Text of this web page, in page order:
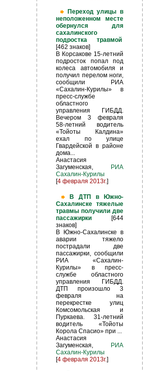
Переход улицы в
неположенном месте
обернулся для
сахалинского
подростка травмой
[462 знаков]
В Корсакове 15-летний
подросток попал под
колеса автомобиля и
получил перелом ноги,
сообщили РИА
«Сахалин-Курилы» в
пресс-службе
областного
управления ГИБДД.
Вечером 3 февраля
58-летний водитель
«Тойоты Калдина»
ехал по улице
Гвардейской в районе
дома...
Анастасия
Загуменская,
РИА
Сахалин-Курилы
[4 февраля 2013г.]
В ДТП в Южно-
Сахалинске тяжелые
травмы получили две
пассажирки [644
знаков]
В Южно-Сахалинске в
аварии тяжело
пострадали две
пассажирки, сообщили
РИА «Сахалин-
Курилы» в пресс-
службе областного
управления ГИБДД.
ДТП произошло 3
февраля на
перекрестке улиц
Комсомольская и
Пуркаева. 31-летний
водитель «Тойоты
Корола Спасио» при ...
Анастасия
Загуменская,
РИА
Сахалин-Курилы
[4 февраля 2013г.]